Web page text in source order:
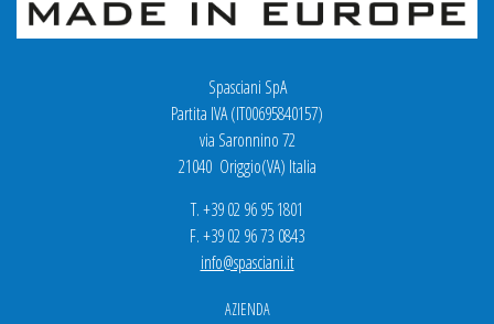
Spasciani SpA
Partita IVA (IT00695840157)
via Saronnino 72
21040 Origgio(VA) Italia
T. +39 02 96 95 1801
F. +39 02 96 73 0843
info@spasciani.it
AZIENDA